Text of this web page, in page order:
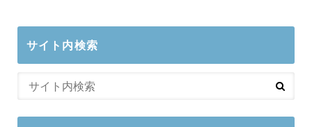
サイト内検索